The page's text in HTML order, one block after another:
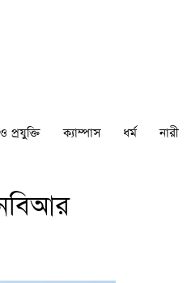
প্রযুক্তি ক্যাম্পাস ধর্ম নারী